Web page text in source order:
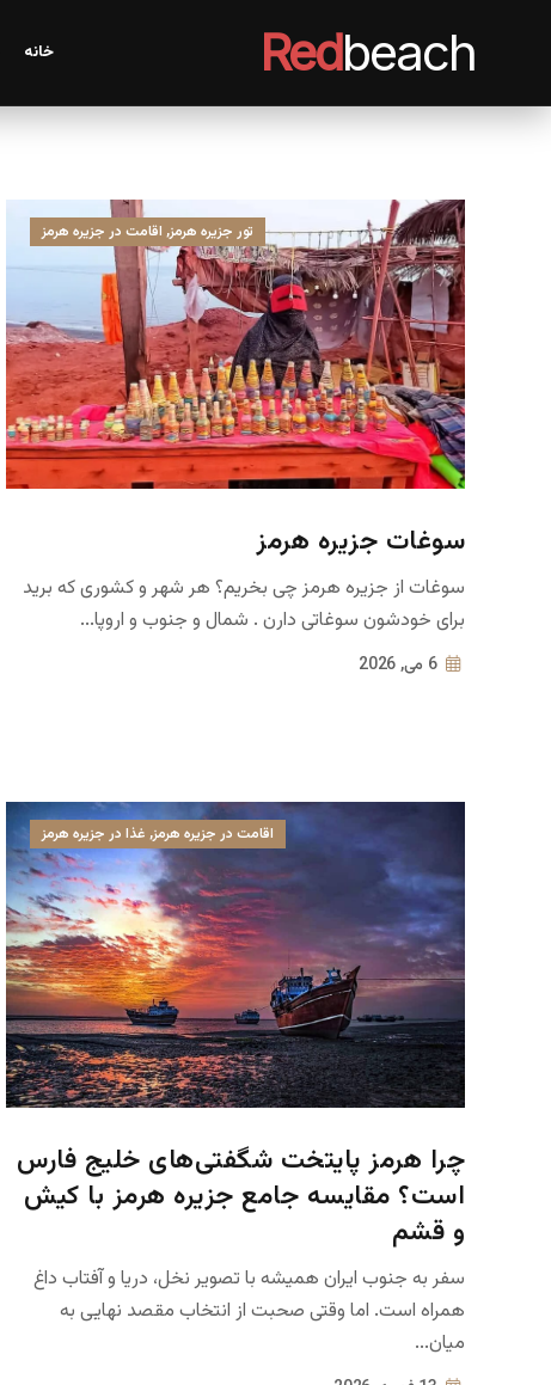
Redbeach خانه
تور جزیره هرمز, اقامت در جزیره هرمز
سوغات جزیره هرمز
سوغات از جزیره هرمز چی بخریم؟ هر شهر و کشوری که برید ⁣
برای خودشون سوغاتی دارن .⁣ شمال و جنوب و اروپا...
6 می, 2026
اقامت در جزیره هرمز, غذا در جزیره هرمز
چرا هرمز پایتخت شگفتی‌های خلیج فارس
است؟ مقایسه جامع جزیره هرمز با کیش
و قشم
سفر به جنوب ایران همیشه با تصویر نخل، دریا و آفتاب داغ
همراه است. اما وقتی صحبت از انتخاب مقصد نهایی به
میان...